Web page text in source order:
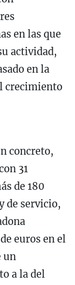
en las que
actividad,
en la
crecimiento
concreto,
31
de 180
de servicio,
euros en el
un
a la del